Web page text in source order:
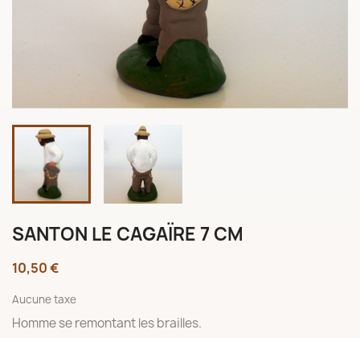
SANTON LE CAGAÏRE 7 CM
10,50 €
Aucune taxe
Homme se remontant les brailles.